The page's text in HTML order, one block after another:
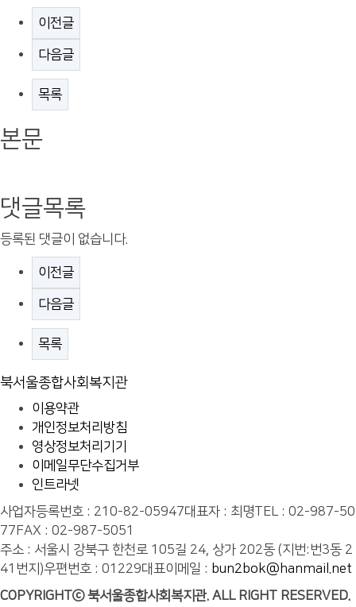
이전글
다음글
목록
본문
댓글목록
등록된 댓글이 없습니다.
이전글
다음글
목록
북서울종합사회복지관
이용약관
개인정보처리방침
영상정보처리기기
이메일무단수집거부
인트라넷
사업자등록번호 : 210-82-05947대표자 : 최명TEL : 02-987-50
77 FAX : 02-987-5051
주소 : 서울시 강북구 한천로 105길 24, 상가 202동 (지번:번3동 2
41번지)우편번호 : 01229대표이메일 : bun2bok@hanmail.net
COPYRIGHTⓒ 북서울종합사회복지관. ALL RIGHT RESERVED.